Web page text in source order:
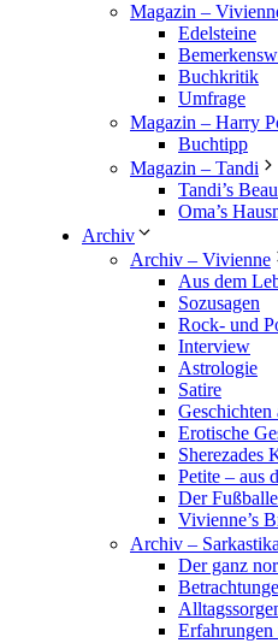
Magazin –
Edelsteine
Buchkritik
Umfrage
Magazin – Harry
Buchtipp
Magazin – Tandi
Tandi’s
Oma’s
Archiv
Archiv – Vivienne
Aus dem
Sozusagen
Rock- und
Interview
Astrologie
Satire
Geschichten
Erotische
Sherezades
Petite – aus
Der
Vivienne’s
Archiv – Sarkastika
Der ganz